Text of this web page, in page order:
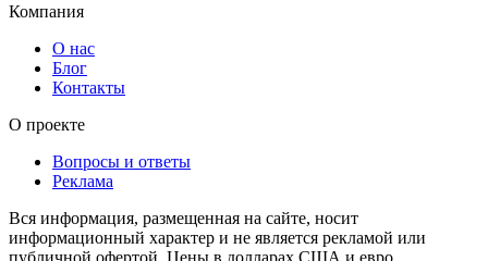
Компания
О нас
Блог
Контакты
О проекте
Вопросы и ответы
Реклама
Вся информация, размещенная на сайте, носит
информационный характер и не является рекламой или
публичной офертой. Цены в долларах США и евро,